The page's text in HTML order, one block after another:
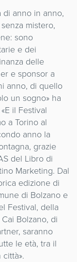
anno in anno,
mistero,
sono
e dei
delle
e sponsor a
anno, di quello
un sogno» ha
il Festival
a Torino al
anno la
grazie
del Libro di
Marketing. Dal
edizione di
di Bolzano e
Festival, della
Bolzano, di
saranno
le età, tra il